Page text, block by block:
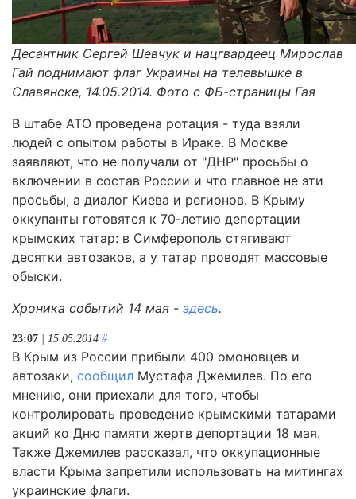
Десантник Сергей Шевчук и нацгвардеец Мирослав
Гай поднимают флаг Украины на телевышке в
Славянске, 14.05.2014. Фото с ФБ-страницы Гая
В штабе АТО проведена ротация - туда взяли
людей с опытом работы в Ираке. В Москве
заявляют, что не получали от "ДНР" просьбы о
включении в состав России и что главное не эти
просьбы, а диалог Киева и регионов. В Крыму
оккупанты готовятся к 70-летию депортации
крымских татар: в Симферополь стягивают
десятки автозаков, а у татар проводят массовые
обыски.
Хроника событий 14 мая - здесь.
23:07 | 15.05.2014 #
В Крым из России прибыли 400 омоновцев и
автозаки, сообщил Мустафа Джемилев. По его
мнению, они приехали для того, чтобы
контролировать проведение крымскими татарами
акций ко Дню памяти жертв депортации 18 мая.
Также Джемилев рассказал, что оккупационные
власти Крыма запретили использовать на митингах
украинские флаги.